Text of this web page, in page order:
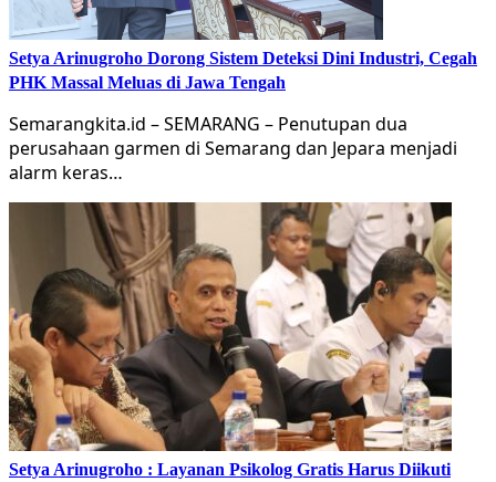
Setya Arinugroho Dorong Sistem Deteksi Dini Industri, Cegah
PHK Massal Meluas di Jawa Tengah
Semarangkita.id – SEMARANG – Penutupan dua
perusahaan garmen di Semarang dan Jepara menjadi
alarm keras…
Setya Arinugroho : Layanan Psikolog Gratis Harus Diikuti